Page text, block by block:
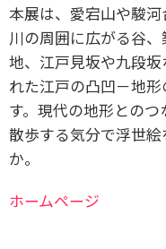
本展は、愛宕山や駿
川の周囲に広がる谷
地、江戸見坂や九段
れた江戸の凸凹－地
す。現代の地形との
散歩する気分で浮世
か。
ホームページ